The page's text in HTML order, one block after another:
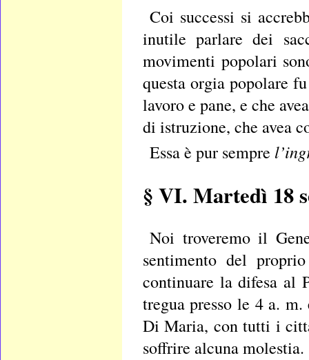
Coi successi si
inutile parlare dei
movimenti popolari
questa orgia popolare
lavoro e pane, e che
di istruzione, che avea
Essa è pur sempre
§ VI. Martedì 18
Noi troveremo il
sentimento del
continuare la difesa al
tregua presso le 4 a.
Di Maria, con tutti i
soffrire alcuna molestia.